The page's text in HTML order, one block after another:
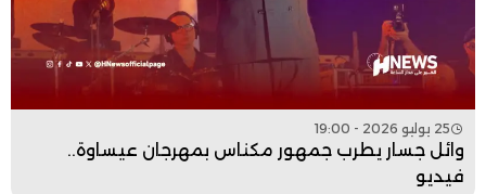
25 يوليو 2026 - 19:00
وائل جسار يطرب جمهور مكناس بمهرجان عيساوة..
فيديو